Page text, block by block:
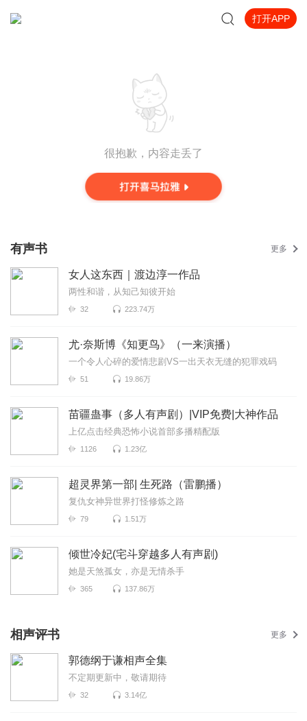
打开APP
很抱歉，内容走丢了
有声书 更多
女人这东西｜渡边淳一作品
两性和谐，从知己知彼开始
32 223.74万
尤·奈斯博《知更鸟》（一来演播）
一个令人心碎的爱情悲剧VS一出天衣无缝的犯罪戏码
51 19.86万
苗疆蛊事（多人有声剧）|VIP免费|大神作品
上亿点击经典恐怖小说首部多播精配版
1126 1.23亿
超灵界第一部| 生死路（雷鹏播）
复仇女神异世界打怪修炼之路
79 1.51万
倾世冷妃(宅斗穿越多人有声剧)
她是天煞孤女，亦是无情杀手
365 137.86万
相声评书 更多
郭德纲于谦相声全集
不定期更新中，敬请期待
32 3.14亿